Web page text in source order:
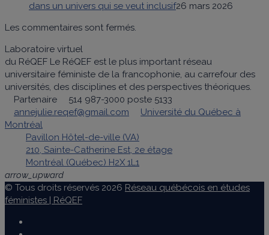
dans un univers qui se veut inclusif26 mars 2026
Les commentaires sont fermés.
Laboratoire virtuel
du RéQEF Le RéQEF est le plus important réseau
universitaire féministe de la francophonie, au carrefour des
universités, des disciplines et des perspectives théoriques.
Partenaire
514 987-3000 poste 5133
annejulie.reqef@gmail.com
Université du Québec à
Montréal
Pavillon Hôtel-de-ville (VA)
210, Sainte-Catherine Est, 2e étage
Montréal (Québec) H2X 1L1
arrow_upward
© Tous droits réservés 2026 Réseau québécois en études
féministes | RéQEF